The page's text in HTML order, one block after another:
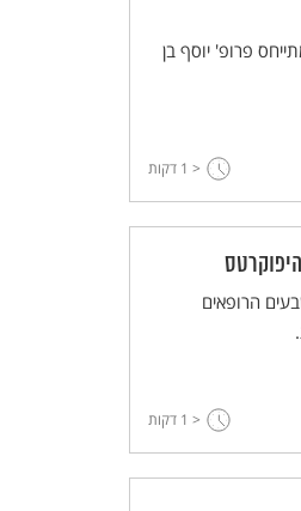
פרופ' יוסף בן
< 1 דקות
הרופאים
< 1 דקות